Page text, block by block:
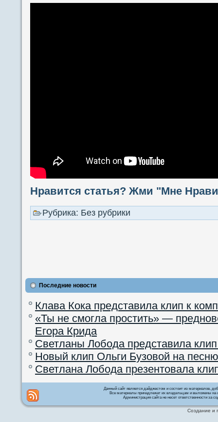
Нравится статья? Жми "Мне
Рубрика: Без рубрики
Последние новости
Клава Кока представила клип к
«Ты не смогла простить» —
Егора Крида
Светланы Лобода представила
Новый клип Ольги Бузовой на
Светлана Лобода презентовала
Данный сайт является дайджестом и состоит из материалов,
Все материалы принадлежат их владельцам и выложены на
Администрация сайта не несет ответственности за
Создание и